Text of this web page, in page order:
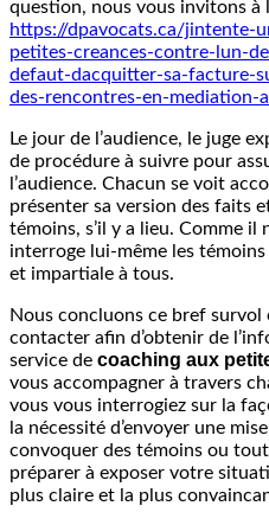
question, nous vous invitons
https://dpavocats.ca/jintente-
petites-creances-contre-lun-
defaut-dacquitter-sa-facture-
des-rencontres-en-mediation-
Le jour de l’audience, le juge
de procédure à suivre pour
l’audience. Chacun se voit
présenter sa version des faits
témoins, s’il y a lieu. Comme il
interroge lui-même les
et impartiale à tous.
Nous concluons ce bref
contacter afin d’obtenir de
service de coaching aux
vous accompagner à travers
vous vous interrogiez sur la
la nécessité d’envoyer une
convoquer des témoins ou
préparer à exposer votre
plus claire et la plus